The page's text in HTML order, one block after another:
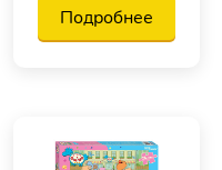
Подробнее